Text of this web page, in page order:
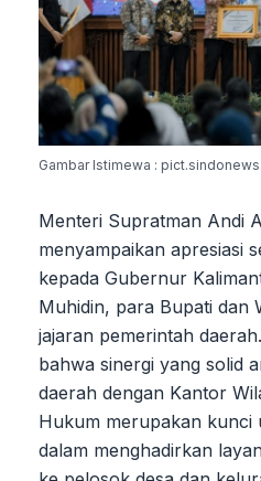
Gambar Istimewa :
Menteri Supratman Andi
menyampaikan apresiasi
kepada Gubernur
Muhidin, para Bupati dan
jajaran pemerintah
bahwa sinergi yang solid
daerah dengan Kantor
Hukum merupakan kunci
dalam menghadirkan